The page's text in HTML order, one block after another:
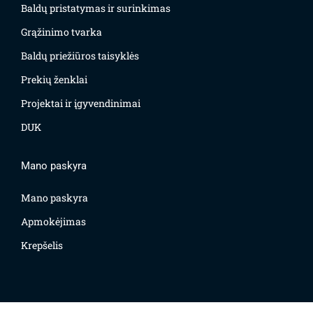
Baldų pristatymas ir surinkimas
Grąžinimo tvarka
Baldų priežiūros taisyklės
Prekių ženklai
Projektai ir įgyvendinimai
DUK
Mano paskyra
Mano paskyra
Apmokėjimas
Krepšelis